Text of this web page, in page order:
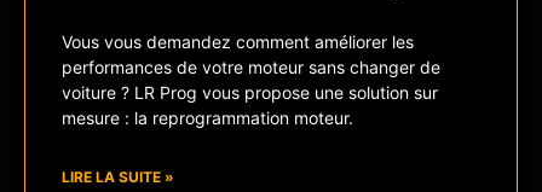
Vous vous demandez comment améliorer les
performances de votre moteur sans changer de
voiture ? LR Prog vous propose une solution sur
mesure : la reprogrammation moteur.
LIRE LA SUITE »